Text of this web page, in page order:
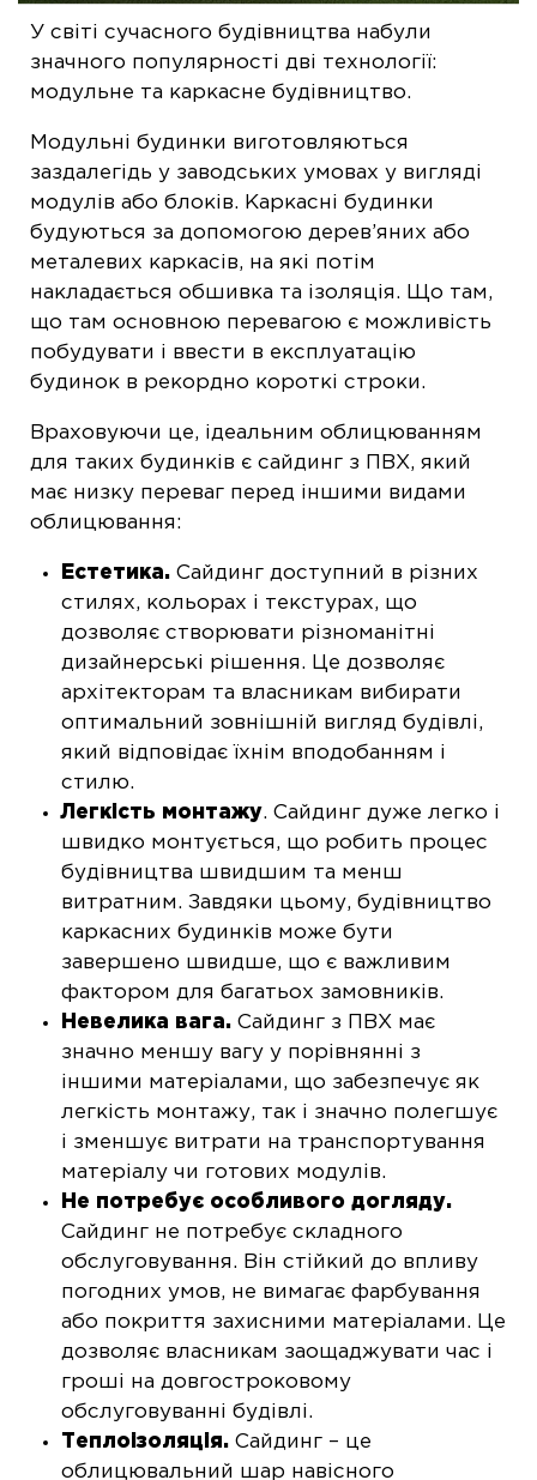
У світі сучасного будівництва набули
значного популярності дві технології:
модульне та каркасне будівництво.
Модульні будинки виготовляються
заздалегідь у заводських умовах у вигляді
модулів або блоків. Каркасні будинки
будуються за допомогою дерев’яних або
металевих каркасів, на які потім
накладається обшивка та ізоляція. Що там,
що там основною перевагою є можливість
побудувати і ввести в експлуатацію
будинок в рекордно короткі строки.
Враховуючи це, ідеальним облицюванням
для таких будинків є сайдинг з ПВХ, який
має низку переваг перед іншими видами
облицювання:
Естетика. Сайдинг доступний в різних
стилях, кольорах і текстурах, що
дозволяє створювати різноманітні
дизайнерські рішення. Це дозволяє
архітекторам та власникам вибирати
оптимальний зовнішній вигляд будівлі,
який відповідає їхнім вподобанням і
стилю.
Легкість монтажу. Сайдинг дуже легко і
швидко монтується, що робить процес
будівництва швидшим та менш
витратним. Завдяки цьому, будівництво
каркасних будинків може бути
завершено швидше, що є важливим
фактором для багатьох замовників.
Невелика вага. Сайдинг з ПВХ має
значно меншу вагу у порівнянні з
іншими матеріалами, що забезпечує як
легкість монтажу, так і значно полегшує
і зменшує витрати на транспортування
матеріалу чи готових модулів.
Не потребує особливого догляду.
Сайдинг не потребує складного
обслуговування. Він стійкий до впливу
погодних умов, не вимагає фарбування
або покриття захисними матеріалами. Це
дозволяє власникам заощаджувати час і
гроші на довгостроковому
обслуговуванні будівлі.
Теплоізоляція. Сайдинг – це
облицювальний шар навісного